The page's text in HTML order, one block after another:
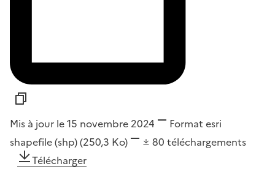
Mis à jour le 15 novembre 2024 Format esri
shapefile (shp)(250,3 Ko) 80 téléchargements
Télécharger